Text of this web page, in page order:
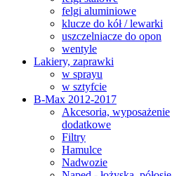
felgi aluminiowe
klucze do kół / lewarki
uszczelniacze do opon
wentyle
Lakiery, zaprawki
w sprayu
w sztyfcie
B-Max 2012-2017
Akcesoria, wyposażenie
dodatkowe
Filtry
Hamulce
Nadwozie